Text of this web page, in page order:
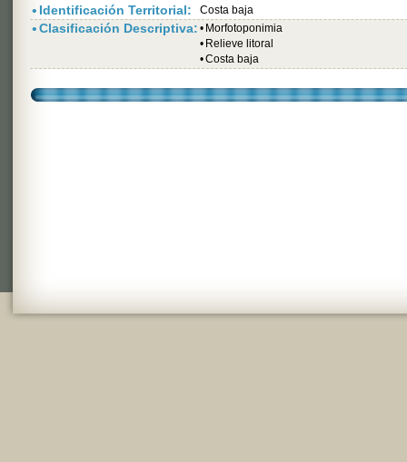
• Identificación Territorial: Costa baja
•Clasificación Descriptiva: • Morfotoponimia
• Relieve litoral
•Costa baja